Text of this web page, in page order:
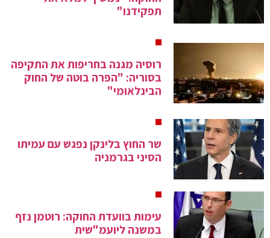
תפקידנו"
רוסיה מגנה בחריפות את התקיפה
בסוריה: "הפרה בוטה של החוק
הבינלאומי"
שר החוץ בלינקן נפגש עם עמיתו
הסיני בגרמניה
עימות בוועדת החוקה: רוטמן נזף
במשנה ליועמ"שית